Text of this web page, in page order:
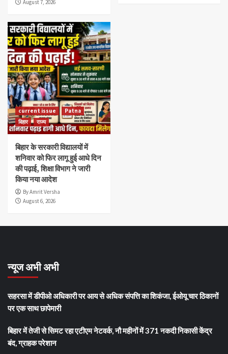
August 7, 2026
current issue
Patna
बिहार
राज्य
बिहार के सरकारी विद्यालयों में
शनिवार को फिर लागू हुई आधे दिन
की पढ़ाई, शिक्षा विभाग ने जारी
किया नया आदेश
By Amrit Versha
August 6, 2026
न्यूज अभी अभी
सहरसा में डीपीओ अधिकारी पर आय से अधिक संपत्ति का शिकंजा, ईओयू चार ठिकानों
पर एक साथ छापेमारी
बिहार में तेजी से सिमट रहा एटीएम नेटवर्क, नौ महीनों में 371 नकदी निकासी केंद्र
बंद, ग्राहक परेशान